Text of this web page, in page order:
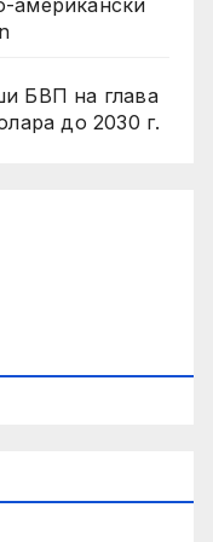
БВП на глава
до 2030 г.